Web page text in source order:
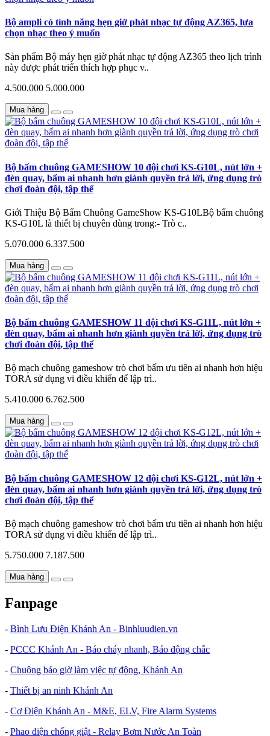
Bộ ampli có tính năng hẹn giờ phát nhạc tự động AZ365, lựa
chọn nhạc theo ý muốn
Sản phẩm Bộ máy hẹn giờ phát nhạc tự động AZ365 theo lịch trình
này được phát triển thích hợp phục v..
4.500.000 5.000.000
Mua hàng
Bộ bấm chuông GAMESHOW 10 đội chơi KS-G10L, nút lớn +
đèn quay, bấm ai nhanh hơn giành quyền trả lời, ứng dụng trò
chơi đoàn đội, tập thể
Giới Thiệu Bộ Bấm Chuông GameShow KS-G10LBộ bấm chuông
KS-G10L là thiết bị chuyên dùng trong:- Trò c..
5.070.000 6.337.500
Mua hàng
Bộ bấm chuông GAMESHOW 11 đội chơi KS-G11L, nút lớn +
đèn quay, bấm ai nhanh hơn giành quyền trả lời, ứng dụng trò
chơi đoàn đội, tập thể
Bộ mạch chuông gameshow trò chơi bấm ưu tiên ai nhanh hơn hiệu
TORA sử dụng vi điều khiển để lập trì..
5.410.000 6.762.500
Mua hàng
Bộ bấm chuông GAMESHOW 12 đội chơi KS-G12L, nút lớn +
đèn quay, bấm ai nhanh hơn giành quyền trả lời, ứng dụng trò
chơi đoàn đội, tập thể
Bộ mạch chuông gameshow trò chơi bấm ưu tiên ai nhanh hơn hiệu
TORA sử dụng vi điều khiển để lập trì..
5.750.000 7.187.500
Mua hàng
Fanpage
- Bình Lưu Điện Khánh An - Binhluudien.vn
- PCCC Khánh An - Báo cháy nhanh, Báo động chắc
- Chuông báo giờ làm việc tự động, Khánh An
- Thiết bị an ninh Khánh An
- Cơ Điện Khánh An - M&E, ELV, Fire Alarm Systems
- Phao điện chống giật - Relay Bơm Nước An Toàn